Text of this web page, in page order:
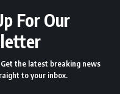
For Our
Get the latest breaking news
to your inbox.